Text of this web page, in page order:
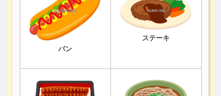
パン
ステーキ